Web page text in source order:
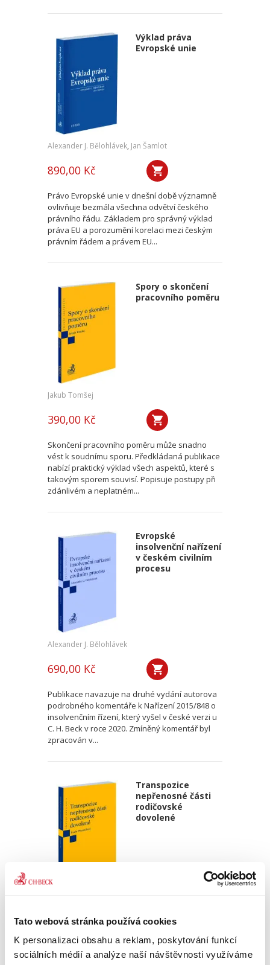
Tato webová stránka používá cookies
K personalizaci obsahu a reklam, poskytování funkcí
sociálních médií a analýze naší návštěvnosti využíváme
Výklad práva
Evropské unie
Alexander J. Bělohlávek, Jan Šamlot
890,00 Kč
Právo Evropské unie v dnešní době významně
ovlivňuje bezmála všechna odvětví českého
právního řádu. Základem pro správný výklad
práva EU a porozumění korelaci mezi českým
právním řádem a právem EU...
Spory o skončení
pracovního poměru
Jakub Tomšej
390,00 Kč
Skončení pracovního poměru může snadno
vést k soudnímu sporu. Předkládaná publikace
nabízí praktický výklad všech aspektů, které s
takovým sporem souvisí. Popisuje postupy při
zdánlivém a neplatném...
Evropské
insolvenční nařízení
v českém civilním
procesu
Alexander J. Bělohlávek
690,00 Kč
Publikace navazuje na druhé vydání autorova
podrobného komentáře k Nařízení 2015/848 o
insolvenčním řízení, který vyšel v české verzi u
C. H. Beck v roce 2020. Zmíněný komentář byl
zpracován v...
Transpozice
nepřenosné části
rodičovské
dovolené
Lucie Přenosilová
340,00 Kč
Monografie analyzuje soulad české právní
úpravy s požadavky čl. 5 odst. 2 a čl. 8 odst. 3